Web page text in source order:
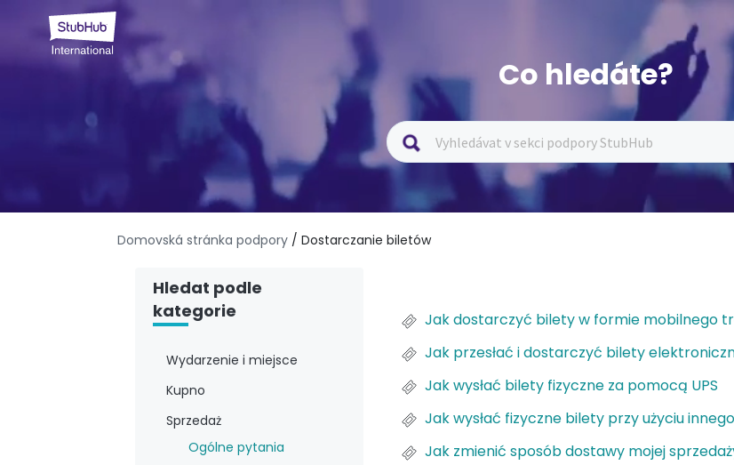
Co hledáte?
Domovská stránka podpory / Dostarczanie biletów
Hledat podle
kategorie
Wydarzenie i miejsce
Kupno
Sprzedaż
Ogólne pytania
Jak dostarczyć bilety w formie mobilnego
Jak przesłać i dostarczyć bilety
Jak wysłać bilety fizyczne za pomocą UPS
Jak wysłać fizyczne bilety przy użyciu
Jak zmienić sposób dostawy mojej